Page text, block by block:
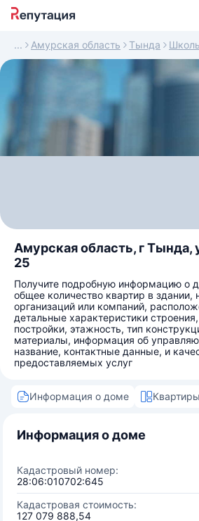
Амурская область Тында
Амурская область, г Тында,
25
Получите подробную информацию о
общее количество квартир в здании,
организаций или компаний,
детальные характеристики
постройки, этажность, тип
материалы, информация об
название, контактные данные, и
предоставляемых услуг
Информация о доме
Информация о доме
Кадастровый номер:
28:06:010702:645
Кадастровая стоимость:
127 079 888,54